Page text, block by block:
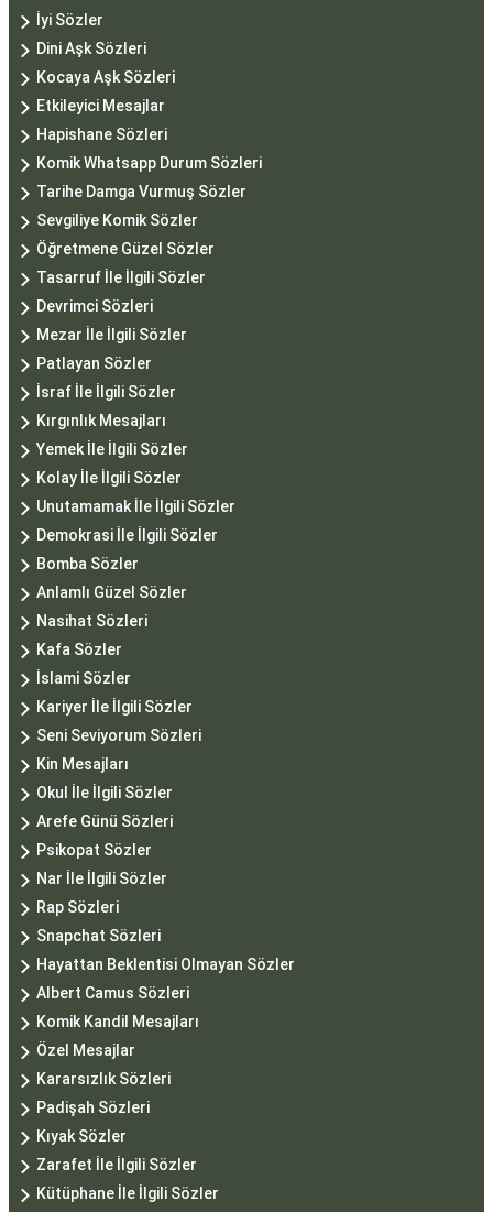
İyi Sözler
Dini Aşk Sözleri
Kocaya Aşk Sözleri
Etkileyici Mesajlar
Hapishane Sözleri
Komik Whatsapp Durum Sözleri
Tarihe Damga Vurmuş Sözler
Sevgiliye Komik Sözler
Öğretmene Güzel Sözler
Tasarruf İle İlgili Sözler
Devrimci Sözleri
Mezar İle İlgili Sözler
Patlayan Sözler
İsraf İle İlgili Sözler
Kırgınlık Mesajları
Yemek İle İlgili Sözler
Kolay İle İlgili Sözler
Unutamamak İle İlgili Sözler
Demokrasi İle İlgili Sözler
Bomba Sözler
Anlamlı Güzel Sözler
Nasihat Sözleri
Kafa Sözler
İslami Sözler
Kariyer İle İlgili Sözler
Seni Seviyorum Sözleri
Kin Mesajları
Okul İle İlgili Sözler
Arefe Günü Sözleri
Psikopat Sözler
Nar İle İlgili Sözler
Rap Sözleri
Snapchat Sözleri
Hayattan Beklentisi Olmayan Sözler
Albert Camus Sözleri
Komik Kandil Mesajları
Özel Mesajlar
Kararsızlık Sözleri
Padişah Sözleri
Kıyak Sözler
Zarafet İle İlgili Sözler
Kütüphane İle İlgili Sözler